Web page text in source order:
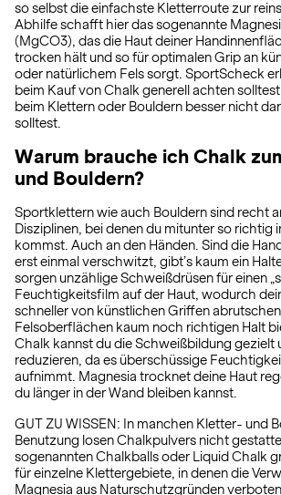
so selbst die einfachste Kletterroute zur
Abhilfe schafft hier das sogenannte
(MgCO3), das die Haut deiner
trocken hält und so für optimalen Grip an
oder natürlichem Fels sorgt. SportScheck
beim Kauf von Chalk generell achten
beim Klettern oder Bouldern besser nicht
solltest.
Warum brauche ich Chalk
und Bouldern?
Sportklettern wie auch Bouldern sind recht
Disziplinen, bei denen du mitunter so richtig
kommst. Auch an den Händen. Sind die
erst einmal verschwitzt, gibt’s kaum ein
sorgen unzählige Schweißdrüsen für einen
Feuchtigkeitsfilm auf der Haut, wodurch
schneller von künstlichen Griffen
Felsoberflächen kaum noch richtigen Halt
Chalk kannst du die Schweißbildung gezielt
reduzieren, da es überschüssige
aufnimmt. Magnesia trocknet deine Haut
du länger in der Wand bleiben kannst.
GUT ZU WISSEN: In manchen Kletter- und
Benutzung losen Chalkpulvers nicht
sogenannten Chalkballs oder Liquid Chalk
für einzelne Klettergebiete, in denen die
Magnesia aus Naturschutzgründen verboten